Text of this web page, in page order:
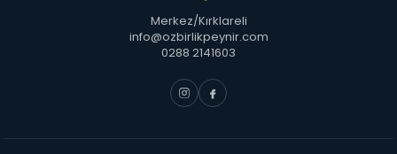
Merkez/Kırklareli
info@ozbirlikpeynir.com
0288 2141603